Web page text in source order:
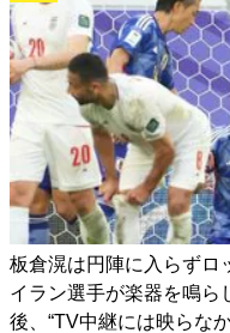
板倉滉は円陣に入らずロ
イラン選手が楽器を鳴
後、“TV中継には映らな